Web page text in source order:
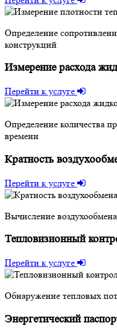
Определение
конструкций
Измерение расхода
Перейти к услуге
Определение количества
времени
Кратность
Перейти к услуге
Вычисление
Тепловизионный
Перейти к услуге
Обнаружение тепловых
Энергетический